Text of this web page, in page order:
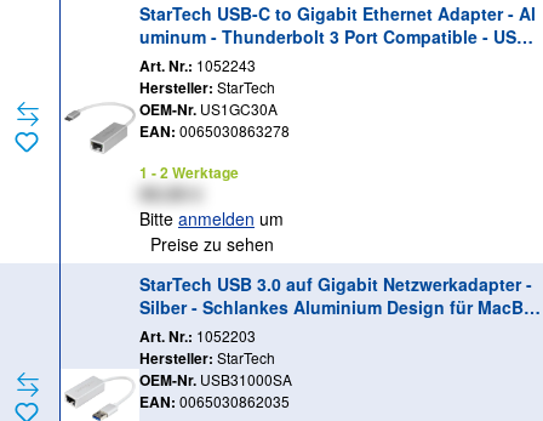
StarTech USB-C to Gigabit Ethernet Adapter - Al
uminum - Thunderbolt 3 Port Compatible - USB
Type C Network Adapter (US1GC30A) - Netzwerk
adapter - USB-C - Gigabit Ethernet - Silber
Art. Nr.: 1052243
Hersteller: StarTech
OEM-Nr. US1GC30A
EAN: 0065030863278
1 - 2 Werktage
Bitte anmelden um
Preise zu sehen
StarTech USB 3.0 auf Gigabit Netzwerkadapter -
Silber - Schlankes Aluminium Design für MacBo
ok, Chromebook oder Tablet - Netzwerkadapter -
USB 3.0 - Gigabit Ethernet x 1 - Silber
Art. Nr.: 1052203
Hersteller: StarTech
OEM-Nr. USB31000SA
EAN: 0065030862035